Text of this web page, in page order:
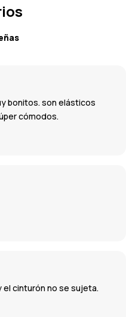
bonitos. son elásticos
cómodos.
el cinturón no se sujeta.